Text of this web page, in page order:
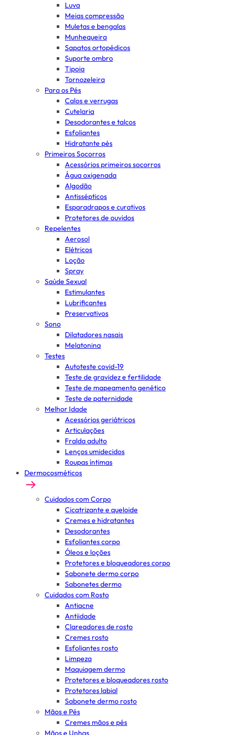
Luva
Meias compressão
Muletas e bengalas
Munhequeira
Sapatos ortopédicos
Suporte ombro
Tipoia
Tornozeleira
Para os Pés
Calos e verrugas
Cutelaria
Desodorantes e talcos
Esfoliantes
Hidratante pés
Primeiros Socorros
Acessórios primeiros socorros
Água oxigenada
Algodão
Antissépticos
Esparadrapos e curativos
Protetores de ouvidos
Repelentes
Aerosol
Elétricos
Loção
Spray
Saúde Sexual
Estimulantes
Lubrificantes
Preservativos
Sono
Dilatadores nasais
Melatonina
Testes
Autoteste covid-19
Teste de gravidez e fertilidade
Teste de mapeamento genético
Teste de paternidade
Melhor Idade
Acessórios geriátricos
Articulações
Fralda adulto
Lenços umidecidos
Roupas íntimas
Dermocosméticos
Cuidados com Corpo
Cicatrizante e queloide
Cremes e hidratantes
Desodorantes
Esfoliantes corpo
Óleos e loções
Protetores e bloqueadores corpo
Sabonete dermo corpo
Sabonetes dermo
Cuidados com Rosto
Antiacne
Antiidade
Clareadores de rosto
Cremes rosto
Esfoliantes rosto
Limpeza
Maquiagem dermo
Protetores e bloqueadores rosto
Protetores labial
Sabonete dermo rosto
Mãos e Pés
Cremes mãos e pés
Mãos e Unhas